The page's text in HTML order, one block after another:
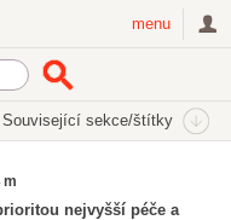
menu
Související sekce/štítky
m
nejvyšší péče a